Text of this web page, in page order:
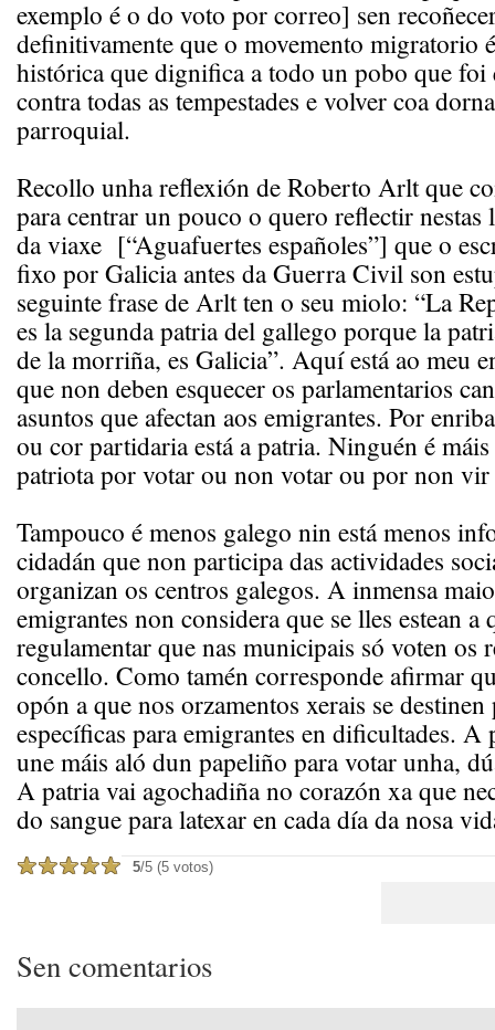
exemplo é o do voto por correo] sen
definitivamente que o movemento migratorio
histórica que dignifica a todo un pobo que foi
contra todas as tempestades e volver coa
parroquial.
Recollo unha reflexión de Roberto Arlt que
para centrar un pouco o quero reflectir nestas
da viaxe [“Aguafuertes españoles”] que o
fixo por Galicia antes da Guerra Civil son
seguinte frase de Arlt ten o seu miolo: “La
es la segunda patria del gallego porque la
de la morriña, es Galicia”. Aquí está ao meu
que non deben esquecer os parlamentarios
asuntos que afectan aos emigrantes. Por
ou cor partidaria está a patria. Ninguén é
patriota por votar ou non votar ou por non
Tampouco é menos galego nin está menos
cidadán que non participa das actividades
organizan os centros galegos. A inmensa
emigrantes non considera que se lles estean a
regulamentar que nas municipais só voten os
concello. Como tamén corresponde afirmar
opón a que nos orzamentos xerais se destinen
específicas para emigrantes en dificultades. A
une máis aló dun papeliño para votar unha,
A patria vai agochadiña no corazón xa que
do sangue para latexar en cada día da nosa
5/5 (5 votos)
Sen comentarios